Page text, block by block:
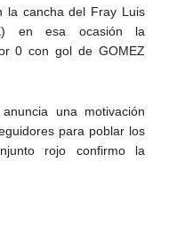
la cancha del Fray Luis
en esa ocasión la
0 con gol de GOMEZ
una motivación
para poblar los
rojo confirmo la